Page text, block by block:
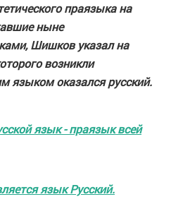
праязыка на
ныне
Шишков указал на
возникли
языком оказался русский.
язык - праязык всей
язык Русский.